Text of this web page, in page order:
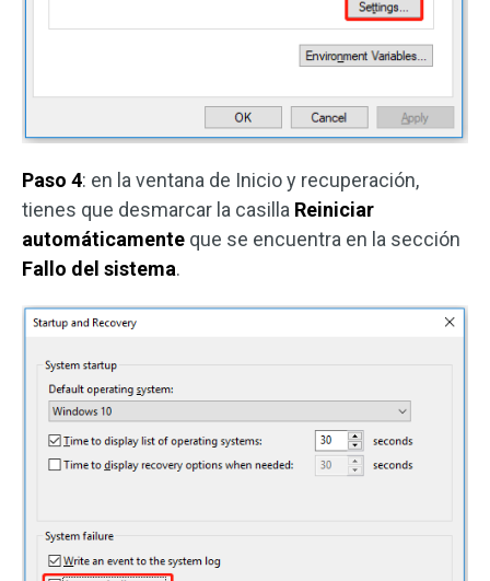
Paso 4: en la ventana de Inicio y recuperación,
tienes que desmarcar la casilla Reiniciar
automáticamente que se encuentra en la sección
Fallo del sistema.